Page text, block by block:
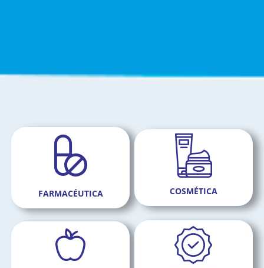
FARMACÉUTICA COSMÉTICA